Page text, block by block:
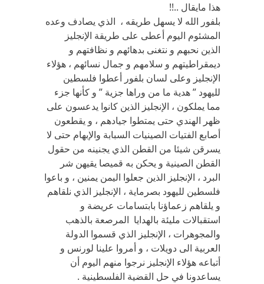
هذا مايقال ..!!
بلفور الله لا يسهل طريقه ، الذي يصادف وعده
المشئوم اليوم أعطى على طريقة الإنجليز
الذين نحبهم و نتغنى بدهائهم و نظافتهم و
ديمقراطيتهم و سلامهم و جمال نسائهم ، هؤلاء
الإنجليز وعلى لسان بلفور أعطوا فلسطين
لليهود ” هدية ما من وراها جزية ” و كأنها جزء
مما يملكون ، الإنجليز الذين كانوا يدعسون على
ظهر الهندي حتى يمتطوا جيادهم ، و يقطعون
أصابع الفتيات الصينيات السبابة والإبهام حتى لا
يسرقن شيئا من القطن الذي يجنينه من حقول
القطن الصينية و يحكن به قميصا يقيهن شر
البرد ، الإنجليز الذين جعلوا اليمن يمنين ، و باعوا
فلسطين لليهود بصرماية ، الإنجليز الذي نلقاهم
و يلقاهم زعماؤنا بابتسامات عريضة و
استقبالات مليئة بالهدايا المرصعة بالذهب
والمجوهرات ، الإنجليز الذي قسموا الدولة
العربية الى دويلات ، و أمروا علينا لورنس و
أتباعه هؤلاء الإنجليز نرجوا منهم اليوم أن
يساعدونا في حل القضية الفلسطينية .